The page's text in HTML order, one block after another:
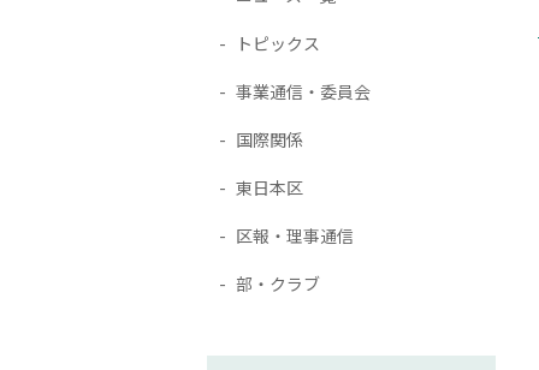
トピックス
事業通信・委員会
国際関係
東日本区
区報・理事通信
部・クラブ